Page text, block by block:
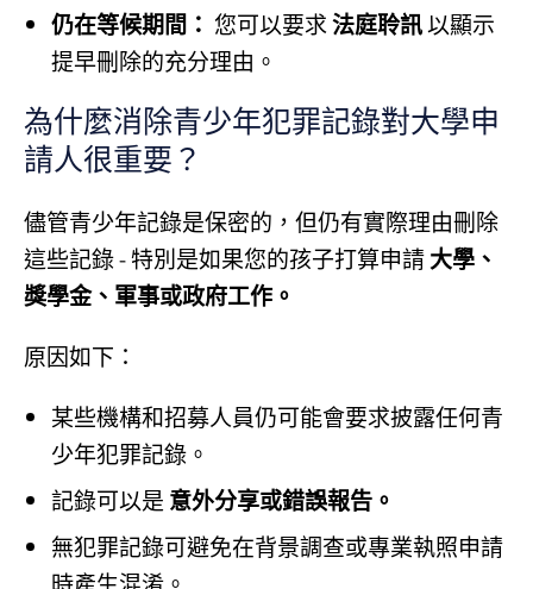
仍在等候期間： 您可以要求法庭聆訊以顯示
提早刪除的充分理由。
為什麼消除青少年犯罪記錄對大學申
請人很重要？
儘管青少年記錄是保密的，但仍有實際理由刪除
這些記錄 - 特別是如果您的孩子打算申請大學、
獎學金、軍事或政府工作。
原因如下：
某些機構和招募人員仍可能會要求披露任何青
少年犯罪記錄。
記錄可以是意外分享或錯誤報告。
無犯罪記錄可避免在背景調查或專業執照申請